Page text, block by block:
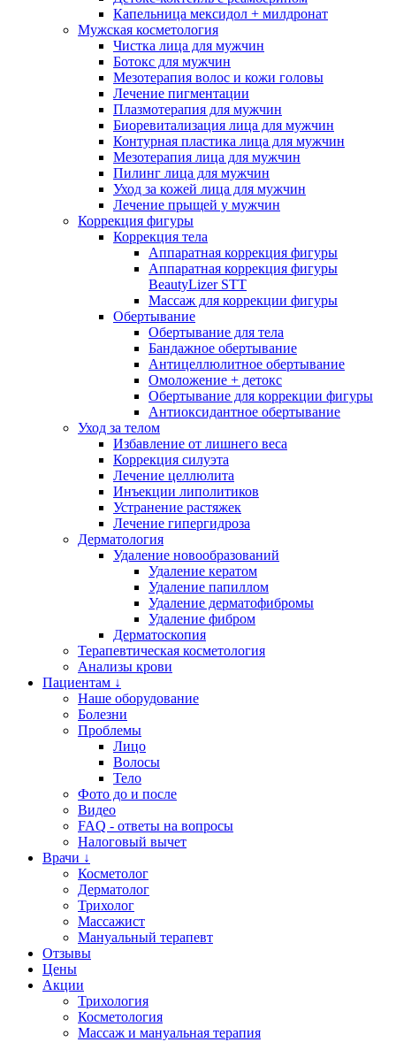
Капельница мексидол + милдронат
Мужская косметология
Чистка лица для мужчин
Ботокс для мужчин
Мезотерапия волос и кожи головы
Лечение пигментации
Плазмотерапия для мужчин
Биоревитализация лица для мужчин
Контурная пластика лица для мужчин
Мезотерапия лица для мужчин
Пилинг лица для мужчин
Уход за кожей лица для мужчин
Лечение прыщей у мужчин
Коррекция фигуры
Коррекция тела
Аппаратная коррекция фигуры
Аппаратная коррекция фигуры
BeautyLizer STT
Массаж для коррекции фигуры
Обертывание
Обертывание для тела
Бандажное обертывание
Антицеллюлитное обертывание
Омоложение + детокс
Обертывание для коррекции фигуры
Антиоксидантное обертывание
Уход за телом
Избавление от лишнего веса
Коррекция силуэта
Лечение целлюлита
Инъекции липолитиков
Устранение растяжек
Лечение гипергидроза
Дерматология
Удаление новообразований
Удаление кератом
Удаление папиллом
Удаление дерматофибромы
Удаление фибром
Дерматоскопия
Терапевтическая косметология
Анализы крови
Пациентам ↓
Наше оборудование
Болезни
Проблемы
Лицо
Волосы
Тело
Фото до и после
Видео
FAQ - ответы на вопросы
Налоговый вычет
Врачи ↓
Косметолог
Дерматолог
Трихолог
Массажист
Мануальный терапевт
Отзывы
Цены
Акции
Трихология
Косметология
Массаж и мануальная терапия